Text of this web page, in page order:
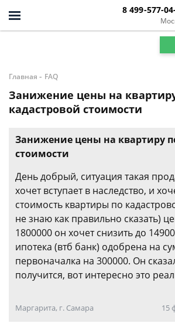
8 499-577-
Главная - FAQ
Занижение цены на
кадастровой стоимости
Занижение цены на квартиру
стоимости
День добрый, ситуация такая
хочет вступает в наследство, и
стоимость квартиры по
не знаю как правильно сказать)
1800000 он хочет снизить до
ипотека (втб банк) одобрена на
первоначалка на 300000. Он
получится, вот интересно это
Маргарита, г. Самара 15